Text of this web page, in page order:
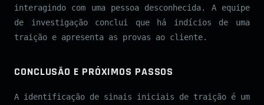
interagindo com uma pessoa desconhecida. A equipe
de investigação conclui que há indícios de uma
traição e apresenta as provas ao cliente.
CONCLUSÃO E PRÓXIMOS PASSOS
A identificação de sinais iniciais de traição é um